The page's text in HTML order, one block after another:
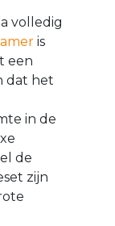
volledig
is
een
dat het
in de
de
zijn